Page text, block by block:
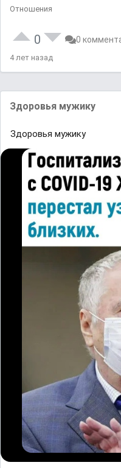
Отношения
0 0
4 лет назад
Здopoвья мyжикy
Здopoвья мyжикy